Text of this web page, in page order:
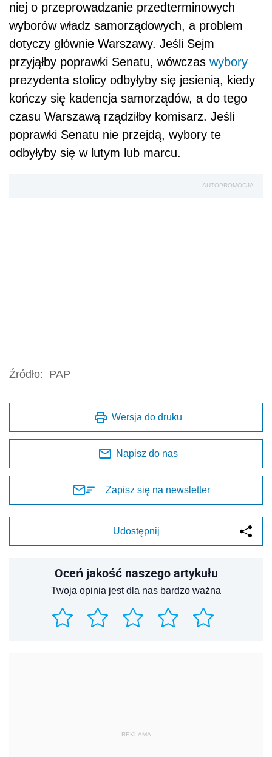
niej o przeprowadzanie przedterminowych
wyborów władz samorządowych, a problem
dotyczy głównie Warszawy. Jeśli Sejm
przyjąłby poprawki Senatu, wówczas wybory
prezydenta stolicy odbyłyby się jesienią, kiedy
kończy się kadencja samorządów, a do tego
czasu Warszawą rządziłby komisarz. Jeśli
poprawki Senatu nie przejdą, wybory te
odbyłyby się w lutym lub marcu.
AUTOPROMOCJA
Źródło: PAP
Wersja do druku
Napisz do nas
Zapisz się na newsletter
Udostępnij
Oceń jakość naszego artykułu
Twoja opinia jest dla nas bardzo ważna
REKLAMA